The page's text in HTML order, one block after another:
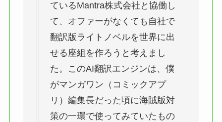
ているMantra株式会社と協働し
て、オファーがなくても自社で
翻訳版ライトノベルを世界に出
せる座組を作ろうと考えまし
た。このAI翻訳エンジンは、僕
がマンガワン（コミックアプ
リ）編集長だった頃に海賊版対
策の一環で使ってみていたもの